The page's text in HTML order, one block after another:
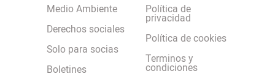
Medio Ambiente
Derechos sociales
Solo para socias
Boletines
Política de
privacidad
Política de cookies
Terminos y
condiciones